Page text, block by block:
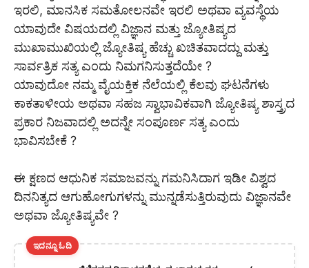
ಇರಲಿ, ಮಾನಸಿಕ ಸಮತೋಲನವೇ ಇರಲಿ ಅಥವಾ ವ್ಯವಸ್ಥೆಯ
ಯಾವುದೇ ವಿಷಯದಲ್ಲಿ ವಿಜ್ಞಾನ ಮತ್ತು ಜ್ಯೋತಿಷ್ಯದ
ಮುಖಾಮುಖಿಯಲ್ಲಿ ಜ್ಯೋತಿಷ್ಯ ಹೆಚ್ಚು ಖಚಿತವಾದದ್ದು ಮತ್ತು
ಸಾರ್ವತ್ರಿಕ ಸತ್ಯ ಎಂದು ನಿಮಗನಿಸುತ್ತದೆಯೇ ?
ಯಾವುದೋ ನಮ್ಮ ವೈಯಕ್ತಿಕ ನೆಲೆಯಲ್ಲಿ ಕೆಲವು ಘಟನೆಗಳು
ಕಾಕತಾಳೀಯ ಅಥವಾ ಸಹಜ ಸ್ವಾಭಾವಿಕವಾಗಿ ಜ್ಯೋತಿಷ್ಯ ಶಾಸ್ತ್ರದ
ಪ್ರಕಾರ ನಿಜವಾದಲ್ಲಿ ಅದನ್ನೇ ಸಂಪೂರ್ಣ ಸತ್ಯ ಎಂದು
ಭಾವಿಸಬೇಕೆ ?
ಈ ಕ್ಷಣದ ಆಧುನಿಕ ಸಮಾಜವನ್ನು ಗಮನಿಸಿದಾಗ ಇಡೀ ವಿಶ್ವದ
ದಿನನಿತ್ಯದ ಆಗುಹೋಗುಗಳನ್ನು ಮುನ್ನಡೆಸುತ್ತಿರುವುದು ವಿಜ್ಞಾನವೇ
ಅಥವಾ ಜ್ಯೋತಿಷ್ಯವೇ ?
ಇದನ್ನೂ ಓದಿ